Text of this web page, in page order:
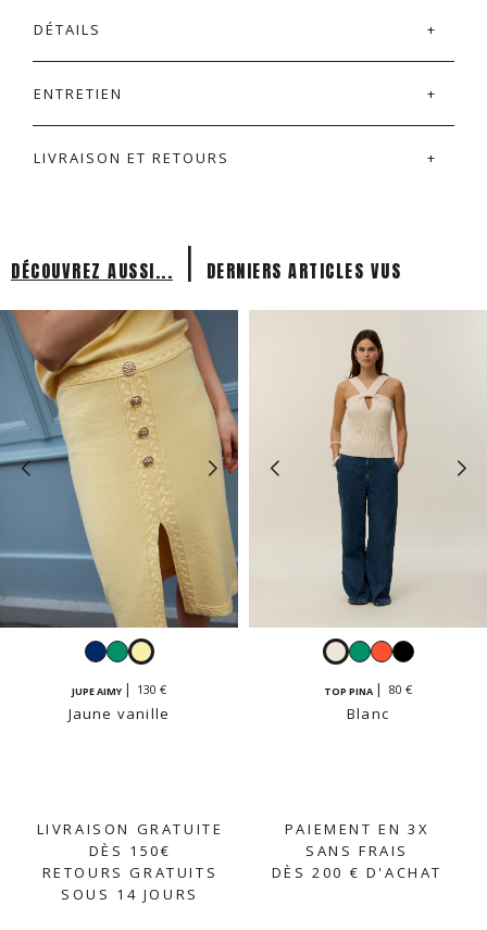
DÉTAILS
ENTRETIEN
LIVRAISON ET RETOURS
DÉCOUVREZ AUSSI... | DERNIERS ARTICLES VUS
NavyÉmeraude
Jaune
JUPE AIMY 130 €
Jaune vanille
BlancÉmeraude
Grenadine
Noir
TOP PINA 80 €
Blanc
LIVRAISON GRATUITE
DÈS 150€
RETOURS GRATUITS
SOUS 14 JOURS
PAIEMENT EN 3X
SANS FRAIS
DÈS 200 € D'ACHAT